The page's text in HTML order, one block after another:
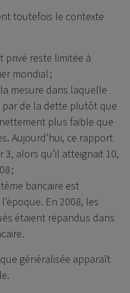
toutefois le contexte
privé reste limitée à
mondial ;
la mesure dans laquelle
de la dette plutôt que
plus faible que
Aujourd’hui, ce rapport
alors qu’il atteignait 10,
;
bancaire est
En 2008, les
étaient répandus dans
généralisée apparaît